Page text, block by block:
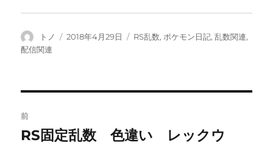
投
稿
トノ
投
2018年4月29日
カ
RS乱数, ポケモン日記,乱数関連,
配信関連
稿
前
前
RS固定乱数 色違い レックウ